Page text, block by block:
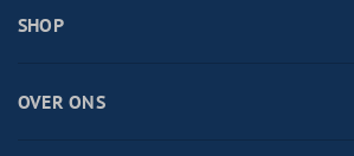
SHOP
OVER ONS